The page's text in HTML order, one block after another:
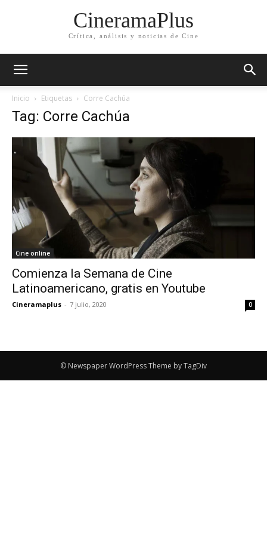
CineramaPlus
Crítica, análisis y noticias de Cine
Inicio Etiquetas Corre Cachúa
Tag: Corre Cachúa
Cine online
Comienza la Semana de Cine
Latinoamericano, gratis en Youtube
Cineramaplus - 7 julio, 2020 0
© Newspaper WordPress Theme by TagDiv